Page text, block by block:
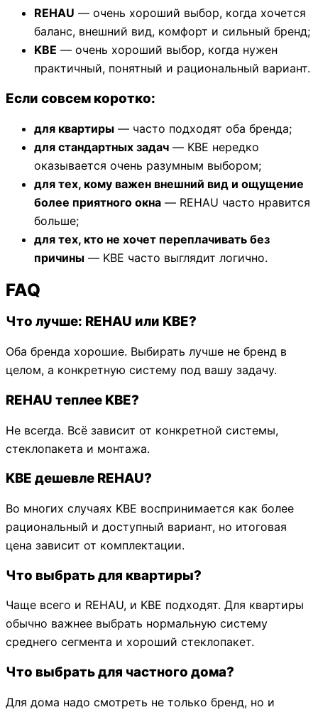
REHAU — очень хороший выбор, когда хочется
баланс, внешний вид, комфорт и сильный бренд;
KBE — очень хороший выбор, когда нужен
практичный, понятный и рациональный вариант.
Если совсем коротко:
для квартиры — часто подходят оба бренда;
для стандартных задач — KBE нередко
оказывается очень разумным выбором;
для тех, кому важен внешний вид и ощущение
более приятного окна — REHAU часто нравится
больше;
для тех, кто не хочет переплачивать без
причины — KBE часто выглядит логично.
FAQ
Что лучше: REHAU или KBE?
Оба бренда хорошие. Выбирать лучше не бренд в
целом, а конкретную систему под вашу задачу.
REHAU теплее KBE?
Не всегда. Всё зависит от конкретной системы,
стеклопакета и монтажа.
KBE дешевле REHAU?
Во многих случаях KBE воспринимается как более
рациональный и доступный вариант, но итоговая
цена зависит от комплектации.
Что выбрать для квартиры?
Чаще всего и REHAU, и KBE подходят. Для квартиры
обычно важнее выбрать нормальную систему
среднего сегмента и хороший стеклопакет.
Что выбрать для частного дома?
Для дома надо смотреть не только бренд, но и